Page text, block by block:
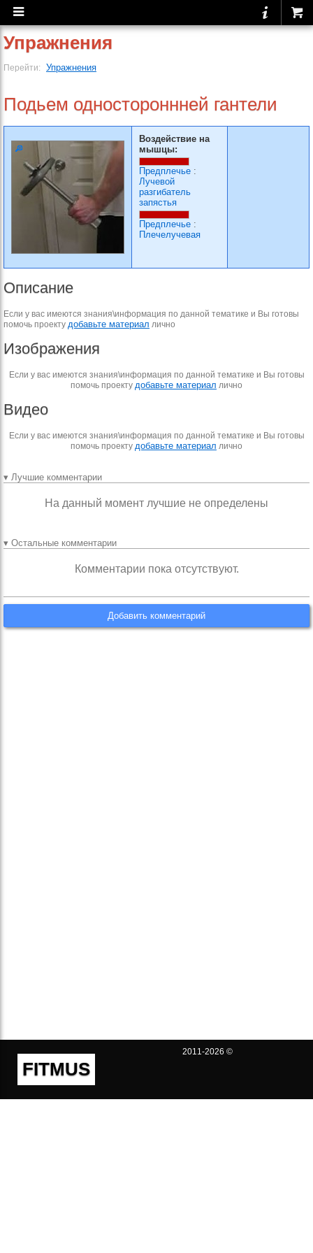
Упражнения
Перейти: Упражнения
Подьем одностороннней гантели
Воздействие на
мышцы:
Предплечье :
Лучевой
разгибатель
запястья
Предплечье :
Плечелучевая
Описание
Если у вас имеются знания\информация по данной тематике и Вы готовы
помочь проекту добавьте материал лично
Изображения
Если у вас имеются знания\информация по данной тематике и Вы готовы
помочь проекту добавьте материал лично
Видео
Если у вас имеются знания\информация по данной тематике и Вы готовы
помочь проекту добавьте материал лично
▾ Лучшие комментарии
На данный момент лучшие не определены
▾ Остальные комментарии
Комментарии пока отсутствуют.
Добавить комментарий
FITMUS
2011-2026 ©